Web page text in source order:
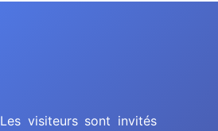
Les visiteurs sont invités